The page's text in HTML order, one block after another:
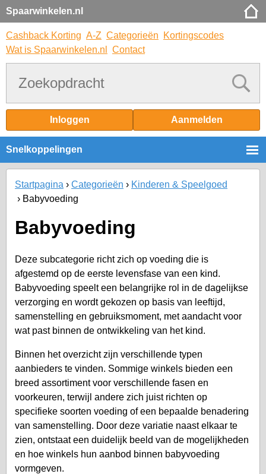
Spaarwinkelen.nl
Cashback Korting A-Z Categorieën
Kortingscodes
Wat is Spaarwinkelen.nl
Contact
Inloggen Aanmelden
Snelkoppelingen
Startpagina Categorieën
Kinderen & Speelgoed
Babyvoeding
Babyvoeding
Deze subcategorie richt zich op voeding die is
afgestemd op de eerste levensfase van een kind.
Babyvoeding speelt een belangrijke rol in de dagelijkse
verzorging en wordt gekozen op basis van leeftijd,
samenstelling en gebruiksmoment, met aandacht voor
wat past binnen de ontwikkeling van het kind.
Binnen het overzicht zijn verschillende typen
aanbieders te vinden. Sommige winkels bieden een
breed assortiment voor verschillende fasen en
voorkeuren, terwijl andere zich juist richten op
specifieke soorten voeding of een bepaalde benadering
van samenstelling. Door deze variatie naast elkaar te
zien, ontstaat een duidelijk beeld van de mogelijkheden
en hoe winkels hun aanbod binnen babyvoeding
vormgeven.